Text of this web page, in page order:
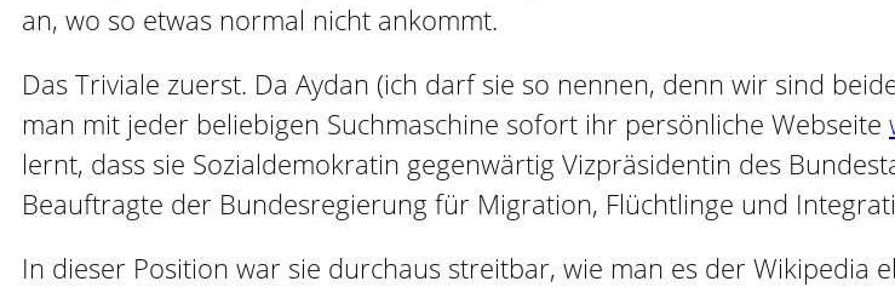
an, wo so etwas normal nicht ankommt.
Das Triviale zuerst. Da Aydan (ich darf sie so nennen, denn wir sind
man mit jeder beliebigen Suchmaschine sofort ihr persönliche Webseite
lernt, dass sie Sozialdemokratin gegenwärtig Vizpräsidentin des
Beauftragte der Bundesregierung für Migration, Flüchtlinge und
In dieser Position war sie durchaus streitbar, wie man es der Wikipedia